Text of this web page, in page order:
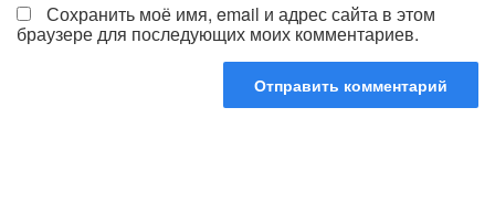
Сохранить моё имя, email и адрес сайта в этом
браузере для последующих моих комментариев.